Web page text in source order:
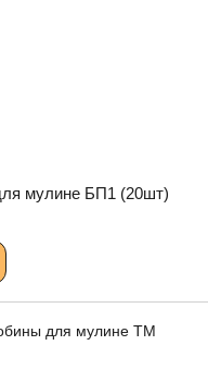
мулине БП1 (20шт)